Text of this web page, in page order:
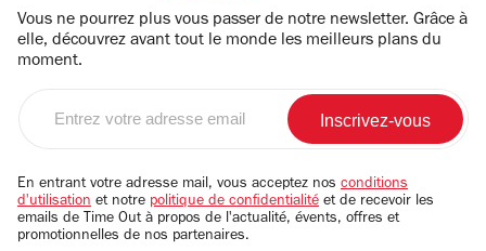
Vous ne pourrez plus vous passer de notre newsletter. Grâce à
elle, découvrez avant tout le monde les meilleurs plans du
moment.
email
En entrant votre adresse mail, vous acceptez nos conditions
d'utilisation et notre politique de confidentialité et de recevoir les
emails de Time Out à propos de l'actualité, évents, offres et
promotionnelles de nos partenaires.